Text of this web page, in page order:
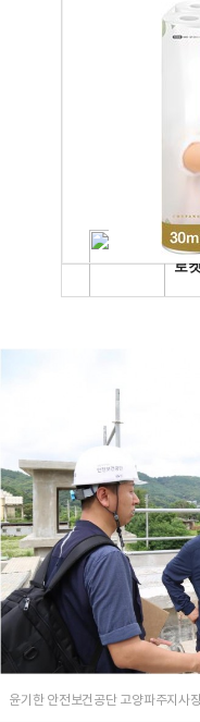
윤기한 안전보건공단 고양파주지사